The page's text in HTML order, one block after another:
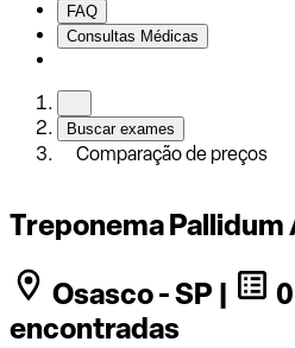
FAQ
Consultas Médicas
Buscar exames
Comparação de preços
Treponema Pallidum
Osasco - SP |
encontradas